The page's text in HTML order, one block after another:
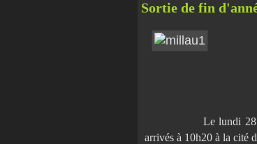
Sortie de fin
Le lundi 28
arrivés à 10h20 à la cité